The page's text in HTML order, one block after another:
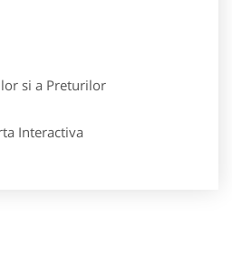
si a Preturilor
Interactiva